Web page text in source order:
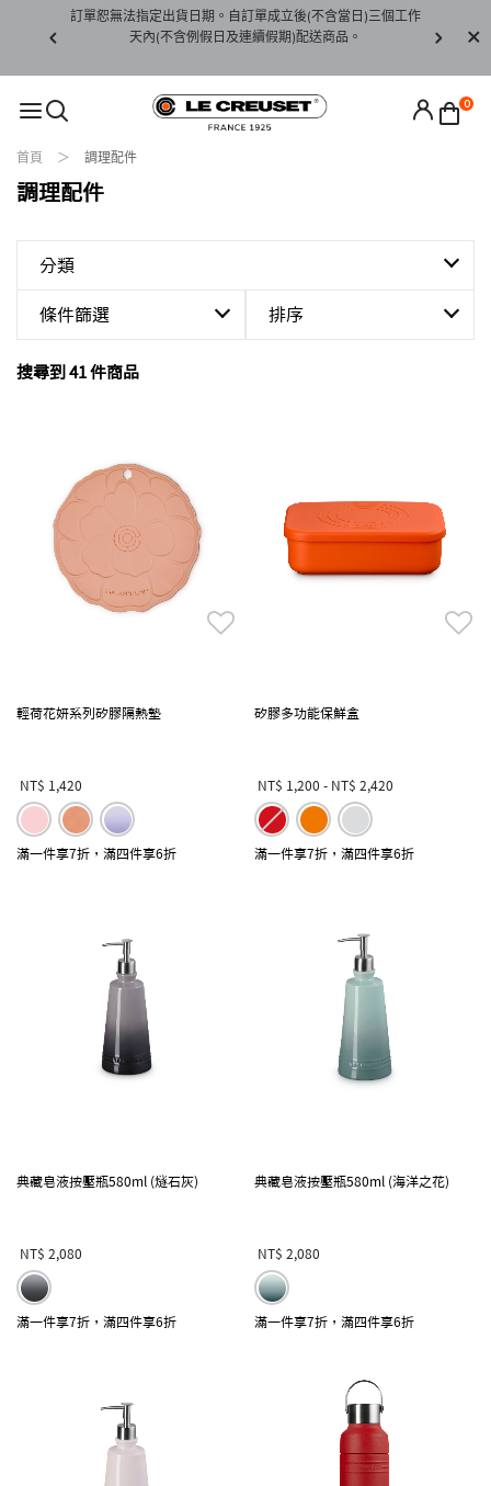
下水)，若
訂單恕無法指定出貨日期。自訂單成立後(不含當日)三個工作
天內(不含例假日及連續假期)配送商品。
請至
0
首頁 調理配件
調理配件
分類
條件篩選 排序
搜尋到 41 件商品
輕荷花妍系列矽膠隔熱墊
NT$ 1,420
滿一件享7折，滿四件享6折
矽膠多功能保鮮盒
NT$ 1,200- NT$ 2,420
滿一件享7折，滿四件享6折
典藏皂液按壓瓶580ml (燧石灰)
NT$ 2,080
滿一件享7折，滿四件享6折
典藏皂液按壓瓶580ml (海洋之花)
NT$ 2,080
滿一件享7折，滿四件享6折